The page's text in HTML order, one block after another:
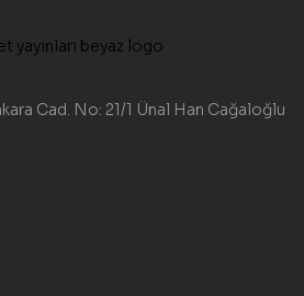
Cad. No: 21/1 Ünal Han Cağaloğlu